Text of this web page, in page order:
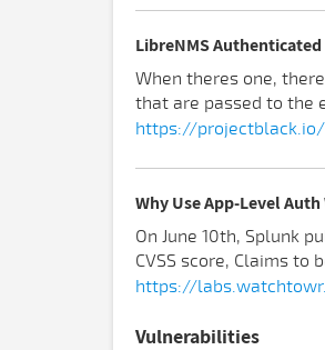
LibreNMS Authenticated
When theres one,
that are passed to the
https://
Why Use App-Level
On June 10th, Splunk
CVSS score, Claims
https://
Vulnerabilities